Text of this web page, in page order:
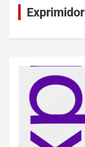
Exprimidor